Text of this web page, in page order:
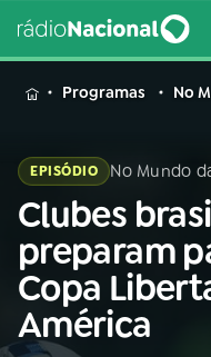
MENU
Buscar
na
Rádio
Nacional
Programas No
EPISÓDIO No Mundo
Clubes
preparam
Copa
América